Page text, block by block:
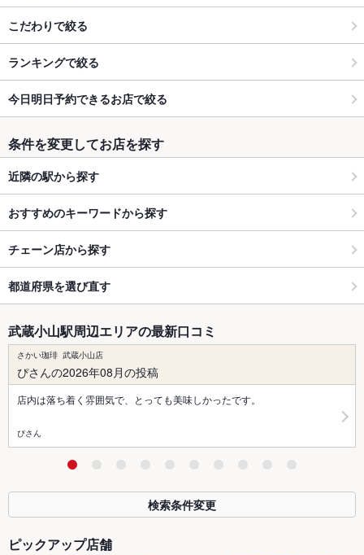
こだわりで絞る
ランキングで絞る
今日明日予約できるお店で絞る
条件を変更してお店を探す
近隣の駅から探す
おすすめのキーワードから探す
チェーン店から探す
都道府県を選び直す
武蔵小山駅周辺エリアの最新口コミ
さかい珈琲 武蔵小山店
ぴさんの2026年08月の投稿
店内は落ち着く雰囲気で、とっても美味しかったです。
ぴさん
検索条件変更
ピックアップ店舗